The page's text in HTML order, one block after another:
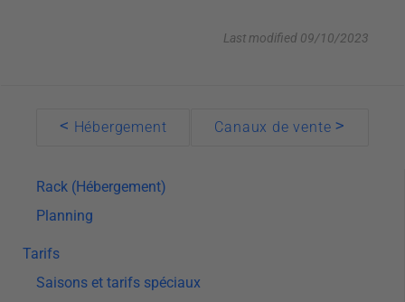
Niveau
Rack (Hébergement)
Planning
Tarifs
Saisons et tarifs spéciaux
Last modified 09/10/2023
Doc
navigation
< Hébergement Canaux de vente>